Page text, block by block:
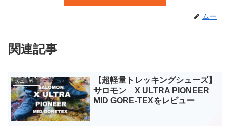
ムー
関連記事
スニーカー
【超軽量トレッキングシューズ】
サロモン X ULTRA PIONEER
MID GORE-TEXをレビュー